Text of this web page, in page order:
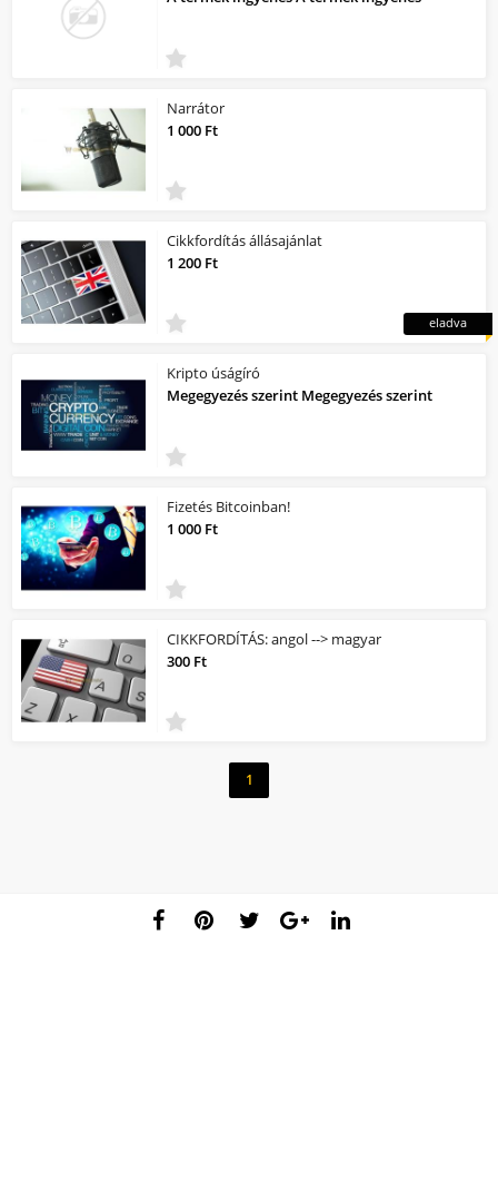
Narrátor
1 000 Ft
eladva
Cikkfordítás állásajánlat
1 200 Ft
Kripto úságíró
Megegyezés szerint Megegyezés szerint
Fizetés Bitcoinban!
1 000 Ft
CIKKFORDÍTÁS: angol --> magyar
300 Ft
1